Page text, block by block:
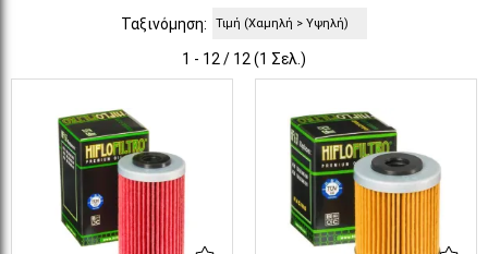
Ταξινόμηση:
1 - 12 / 12 (1 Σελ.)